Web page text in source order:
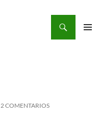
2 COMENTARIOS